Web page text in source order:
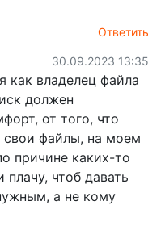
Ответить
30.09.2023 13:35
как владелец файла
должен
от того, что
свои файлы, на моем
причине каких-то
плачу, чтоб давать
а не кому